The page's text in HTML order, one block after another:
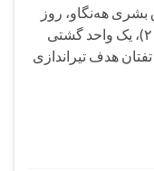
هه‌نگاو، روز
دوشنبه ۲۵ اسفند ۱۴۰۴ (۱۶ مارس ۲۰۲۶)، یک واحد گشتی
هدف تیراندازی